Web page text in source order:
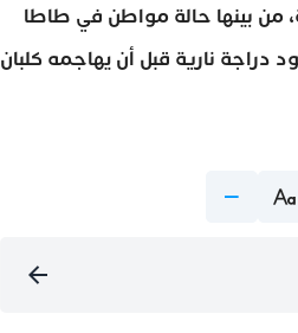
بينها حالة مواطن في طاطا
نارية قبل أن يهاجمه كلبان